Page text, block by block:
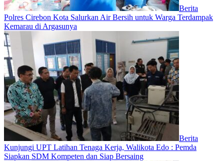
Berita
Polres Cirebon Kota Salurkan Air Bersih untuk Warga Terdampak
Kemarau di Argasunya
Berita
Kunjungi UPT Latihan Tenaga Kerja, Walikota Edo : Pemda
Siapkan SDM Kompeten dan Siap Bersaing